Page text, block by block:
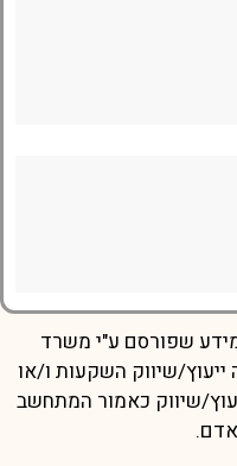
שפורסם ע"י משרד
שיווק השקעות ו/או
שיווק כאמור המתחשב